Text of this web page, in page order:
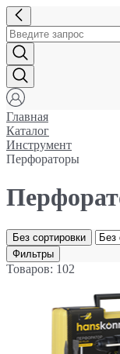
Главная
Каталог
Инструмент
Перфораторы
Без сортировки
Фильтры
Товаров: 102